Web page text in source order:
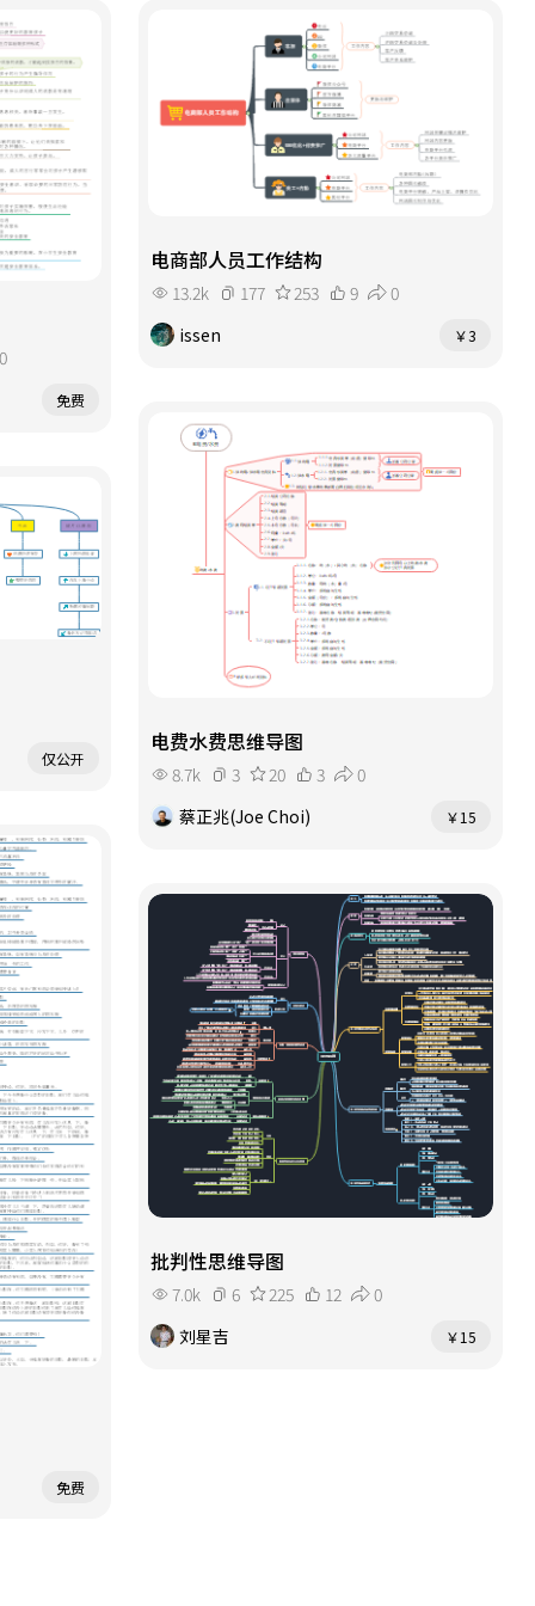
0
免费
电商部人员工作结构
13.2k 177 253 9
0
issen
￥3
电费水费思维导图
8.7k 3 20 3
0
蔡正兆(Joe Choi)
￥15
仅公开
免费
批判性思维导图
7.0k 6 225 12
0
刘星吉
￥15